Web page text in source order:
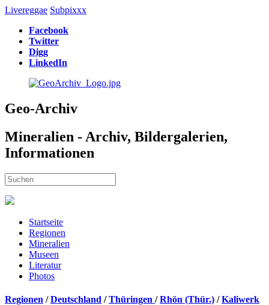
Livereggae Subpixxx
Facebook
Twitter
Digg
LinkedIn
Geo-Archiv
Mineralien - Archiv, Bildergalerien,
Informationen
Startseite
Regionen
Mineralien
Museen
Literatur
Photos
Regionen /Deutschland /Thüringen /Rhön (Thür.) /Kaliwerk